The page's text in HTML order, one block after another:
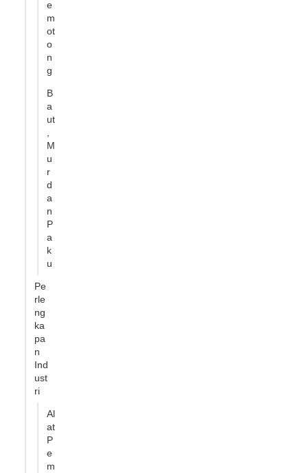
e
m
ot
o
n
g
B
a
ut
M
u
r
d
a
n
P
a
k
u
Pe
rle
ng
ka
pa
n
Ind
ust
ri
Al
at
P
e
m